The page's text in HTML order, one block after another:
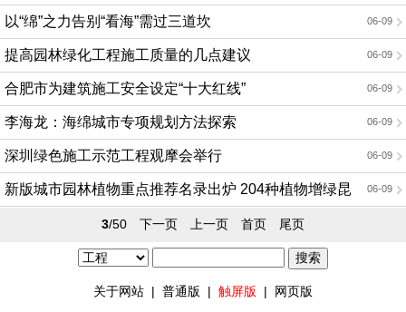
06-09
以“绵”之力告别“看海”需过三道坎
06-09
提高园林绿化工程施工质量的几点建议
06-09
合肥市为建筑施工安全设定“十大红线”
06-09
李海龙：海绵城市专项规划方法探索
06-09
深圳绿色施工示范工程观摩会举行
06-09
新版城市园林植物重点推荐名录出炉 204种植物增绿昆
3/50 下一页 上一页 首页 尾页
关于网站 | 普通版 | 触屏版 | 网页版